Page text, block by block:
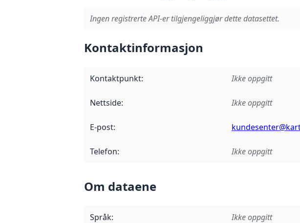
Ingen registrerte API-er tilgjengeliggjør dette datasettet.
Kontaktinformasjon
Kontaktpunkt: Ikke oppgitt
Nettside: Ikke oppgitt
E-post:
Telefon: Ikke oppgitt
Om dataene
Språk: Ikke oppgitt